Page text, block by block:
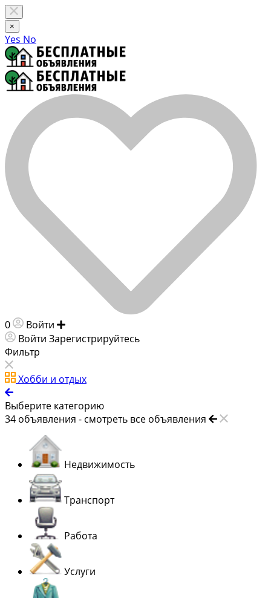
×
Yes No
0 Войти
Войти Зарегистрируйтесь
Фильтр
Хобби и отдых
Выберите категорию
34 объявления - смотреть все объявления
Недвижимость
Транспорт
Работа
Услуги